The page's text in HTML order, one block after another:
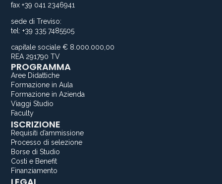
fax +39 041 2346941
sede di Treviso:
tel: +39 335 7485505
capitale sociale € 8.000.000,00
REA 291790 TV
PROGRAMMA
Aree Didattiche
Formazione in Aula
Formazione in Azienda
Viaggi Studio
Faculty
ISCRIZIONE
Requisiti d’ammissione
Processo di selezione
Borse di Studio
Costi e Benefit
Finanziamento